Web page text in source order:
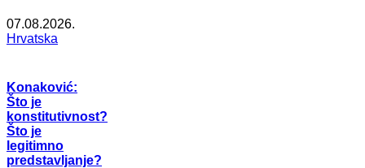
07.08.2026.
Hrvatska
Konaković:
Što je
konstitutivnost?
Što je
legitimno
predstavljanje?